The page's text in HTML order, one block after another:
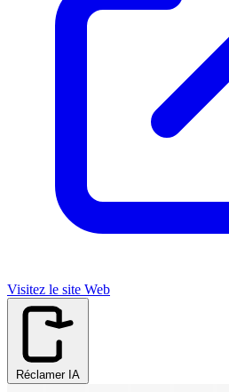
Visitez le site Web
Réclamer IA